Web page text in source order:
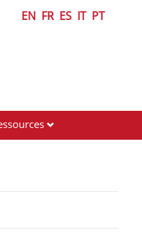
EN FR ES IT PT